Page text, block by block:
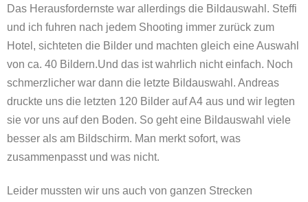
Das Herausfordernste war allerdings die Bildauswahl. Steffi
und ich fuhren nach jedem Shooting immer zurück zum
Hotel, sichteten die Bilder und machten gleich eine Auswahl
von ca. 40 Bildern.Und das ist wahrlich nicht einfach. Noch
schmerzlicher war dann die letzte Bildauswahl. Andreas
druckte uns die letzten 120 Bilder auf A4 aus und wir legten
sie vor uns auf den Boden. So geht eine Bildauswahl viele
besser als am Bildschirm. Man merkt sofort, was
zusammenpasst und was nicht.
Leider mussten wir uns auch von ganzen Strecken